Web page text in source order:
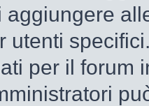
aggiungere
utenti
per il forum